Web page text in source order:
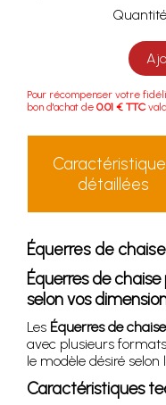
Pour récompenser votre
bon d'achat de 0.01 € TTC
détaillées
Équerres de chaise
Équerres de
selon vos
Les Équerres de chaise
avec plusieurs
le modèle désiré
Caractéristiques